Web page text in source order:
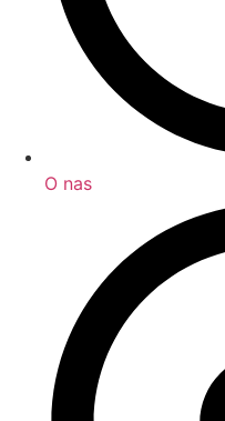
O nas